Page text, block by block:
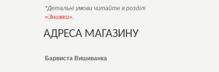
*Детальні умови читайте в розділі
«Знижки».
АДРЕСА МАГАЗИНУ
Барвиста Вишиванка